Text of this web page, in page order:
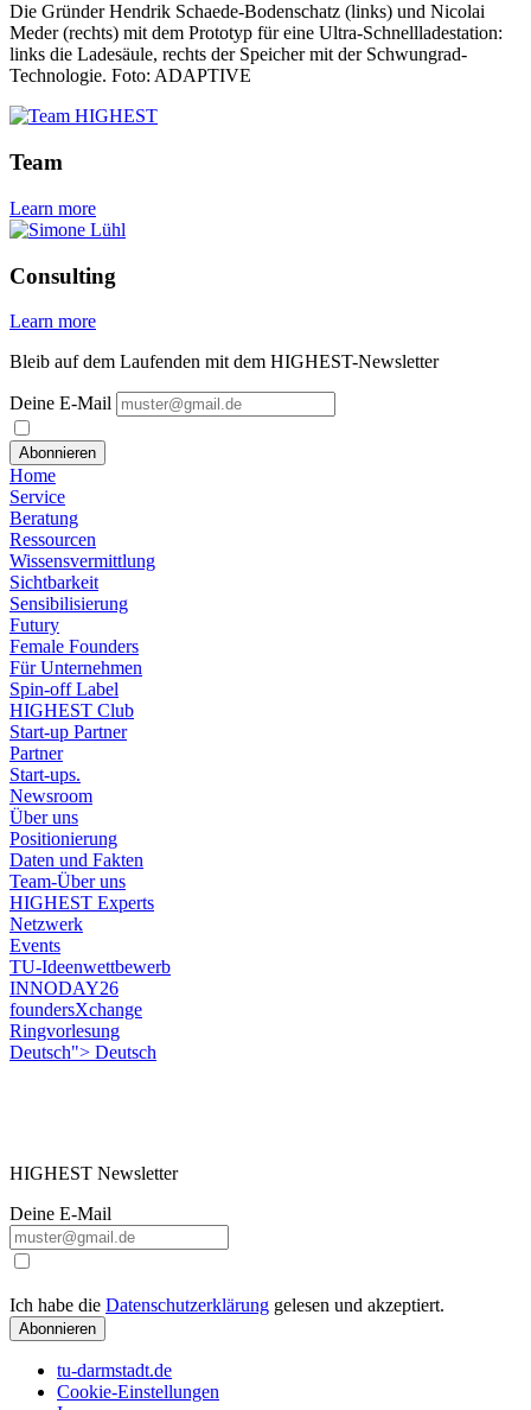
Die Gründer Hendrik Schaede-Bodenschatz (links) und Nicolai
Meder (rechts) mit dem Prototyp für eine Ultra-Schnellladestation:
links die Ladesäule, rechts der Speicher mit der Schwungrad-
Technologie. Foto: ADAPTIVE
Team
Learn more
Consulting
Learn more
Bleib auf dem Laufenden mit dem HIGHEST-Newsletter
Deine E-Mail
Abonnieren
Home
Service
Beratung
Ressourcen
Wissensvermittlung
Sichtbarkeit
Sensibilisierung
Futury
Female Founders
Für Unternehmen
Spin-off Label
HIGHEST Club
Start-up Partner
Partner
Start-ups.
Newsroom
Über uns
Positionierung
Daten und Fakten
Team-Über uns
HIGHEST Experts
Netzwerk
Events
TU-Ideenwettbewerb
INNODAY26
foundersXchange
Ringvorlesung
Deutsch"> Deutsch
HIGHEST Newsletter
Deine E-Mail
Ich habe die Datenschutzerklärung gelesen und akzeptiert.
Abonnieren
tu-darmstadt.de
Cookie-Einstellungen